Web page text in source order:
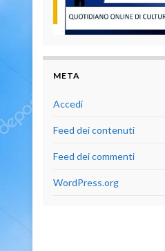
META
Accedi
Feed dei contenuti
Feed dei commenti
WordPress.org